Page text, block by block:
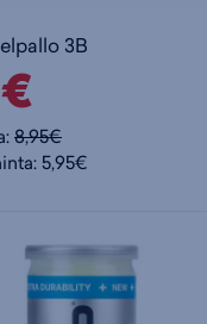
3B
8,95€
5,95€